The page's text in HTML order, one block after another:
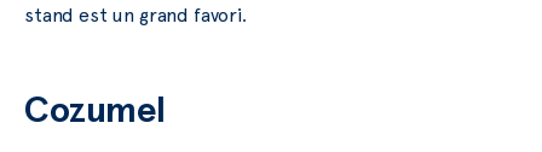
stand est un grand favori.
Cozumel